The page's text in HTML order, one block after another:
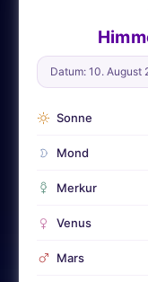
Datum: 10. August
Sonne
Mond
Merkur
Venus
Mars